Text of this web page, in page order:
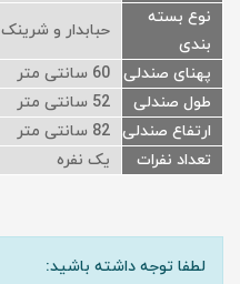
نوع بسته
بندی
حبابدار و شرینک
پهنای صندلی
60 سانتی متر
طول صندلی
52 سانتی متر
ارتفاع صندلی 82 سانتی متر
تعداد نفرات
یک نفره
لطفا توجه داشته باشید: